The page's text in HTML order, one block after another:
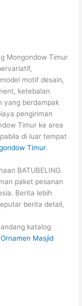
Mongondow Timur
motif desain,
ketebalan
yang berdampak
pengiriman
Timur ke area
di luar tempat
Timur.
BATUBELING.
paket pesanan
Berita lebih
berita detail,
katalog
Masjid